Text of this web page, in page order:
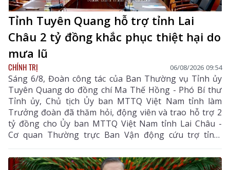
Tỉnh Tuyên Quang hỗ trợ tỉnh Lai
Châu 2 tỷ đồng khắc phục thiệt hại do
mưa lũ
CHÍNH TRỊ 06/08/2026 09:54
Sáng 6/8, Đoàn công tác của Ban Thường vụ Tỉnh ủy
Tuyên Quang do đồng chí Ma Thế Hồng - Phó Bí thư
Tỉnh ủy, Chủ tịch Ủy ban MTTQ Việt Nam tỉnh làm
Trưởng đoàn đã thăm hỏi, động viên và trao hỗ trợ 2
tỷ đồng cho Ủy ban MTTQ Việt Nam tỉnh Lai Châu -
Cơ quan Thường trực Ban Vận động cứu trợ tỉnh,
nhằm giúp nhân dân khắc phục hậu quả thiên tai, mưa
lũ, sạt lở đất, sớm ổn định cuộc sống.